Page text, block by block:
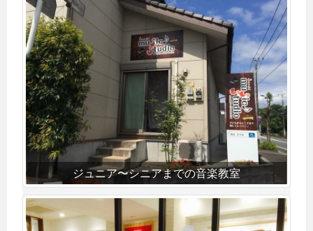
ジュニア〜シニアまでの音楽教室